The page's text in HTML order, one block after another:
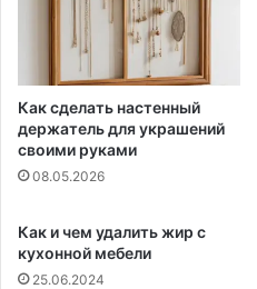
Как сделать настенный
держатель для украшений
своими руками
08.05.2026
Как и чем удалить жир с
кухонной мебели
25.06.2024